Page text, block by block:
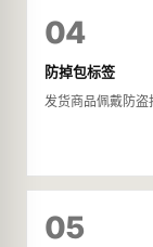
04
防掉包标签
发货商品佩戴防盗
05